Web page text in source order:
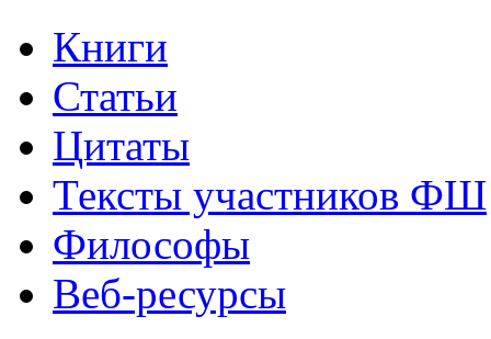
Книги
Статьи
Цитаты
Тексты участников ФШ
Философы
Веб-ресурсы